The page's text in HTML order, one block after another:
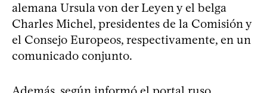
alemana Ursula von der Leyen y el belga
Charles Michel, presidentes de la Comisión y
el Consejo Europeos, respectivamente, en un
comunicado conjunto.